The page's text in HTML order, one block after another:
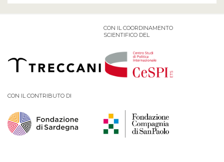
CON IL COORDINAMENTO
SCIENTIFICO DEL
CON IL CONTRIBUTO DI